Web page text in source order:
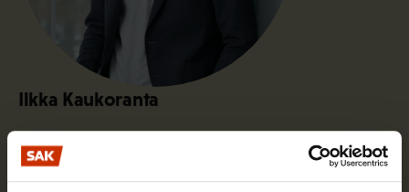
Ilkka Kaukoranta
Ilkka Kaukoranta työskenteli SAK:n
pääekonomistina vuoteen 2025 saakka.